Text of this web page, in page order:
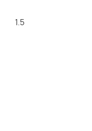
1.5